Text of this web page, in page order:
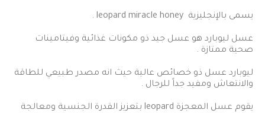
يسمى بالإنجليزية leopard miracle honey .
عسل ليوبارد هو عسل جيد ذو مكونات غذائية وفيتامينات
صحية ممتازة .
ليوبارد عسل ذو خصائص عالية حيث انه مصدر طبيعي للطاقة
والانتعاش ومفيد جداً للرجال .
يقوم عسل المعجزة leopard بتعزيز القدرة الجنسية ومعالجة